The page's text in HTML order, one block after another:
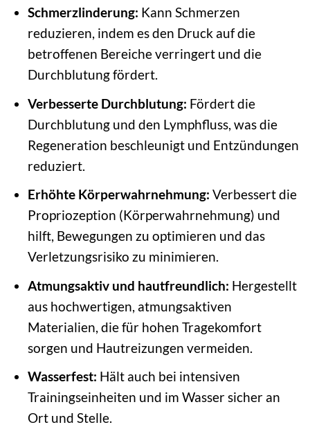
Schmerzlinderung: Kann Schmerzen
reduzieren, indem es den Druck auf die
betroffenen Bereiche verringert und die
Durchblutung fördert.
Verbesserte Durchblutung: Fördert die
Durchblutung und den Lymphfluss, was die
Regeneration beschleunigt und Entzündungen
reduziert.
Erhöhte Körperwahrnehmung: Verbessert die
Propriozeption (Körperwahrnehmung) und
hilft, Bewegungen zu optimieren und das
Verletzungsrisiko zu minimieren.
Atmungsaktiv und hautfreundlich: Hergestellt
aus hochwertigen, atmungsaktiven
Materialien, die für hohen Tragekomfort
sorgen und Hautreizungen vermeiden.
Wasserfest: Hält auch bei intensiven
Trainingseinheiten und im Wasser sicher an
Ort und Stelle.